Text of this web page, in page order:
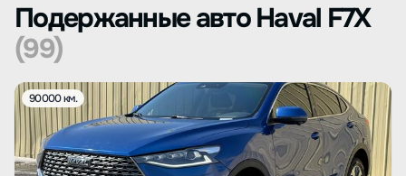
Подержанные авто Haval F7X
(99)
90000 км.